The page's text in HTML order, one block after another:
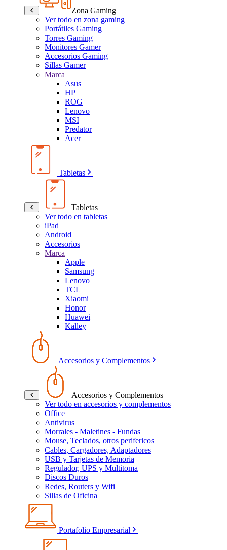
Zona Gaming
Ver todo en zona gaming
Portátiles Gaming
Torres Gaming
Monitores Gamer
Accesorios Gaming
Sillas Gamer
Marca
Asus
HP
ROG
Lenovo
MSI
Predator
Acer
Tabletas
Tabletas
Ver todo en tabletas
iPad
Android
Accesorios
Marca
Apple
Samsung
Lenovo
TCL
Xiaomi
Honor
Huawei
Kalley
Accesorios y Complementos
Accesorios y Complementos
Ver todo en accesorios y complementos
Office
Antivirus
Morrales - Maletines - Fundas
Mouse, Teclados, otros perifericos
Cables, Cargadores, Adaptadores
USB y Tarjetas de Memoria
Regulador, UPS y Multitoma
Discos Duros
Redes, Routers y Wifi
Sillas de Oficina
Portafolio Empresarial